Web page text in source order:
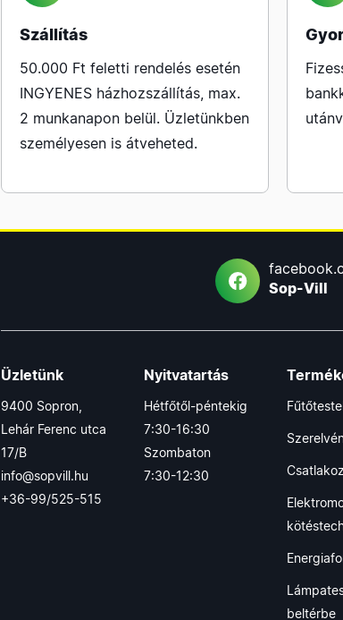
Szállítás
50.000 Ft feletti rendelés esetén
INGYENES házhozszállítás, max.
2 munkanapon belül. Üzletünkben
személyesen is átveheted.
Sop-Vill
Üzletünk
9400 Sopron,
Lehár Ferenc utca
17/B
info@sopvill.hu
+36-99/525-515
Nyitvatartás
Hétfőtől-péntekig
7:30-16:30
Szombaton
7:30-12:30
beltérbe